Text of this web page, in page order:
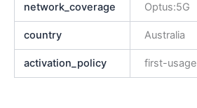
network_coverage Optus:5G
country Australia
activation_policy first-usage